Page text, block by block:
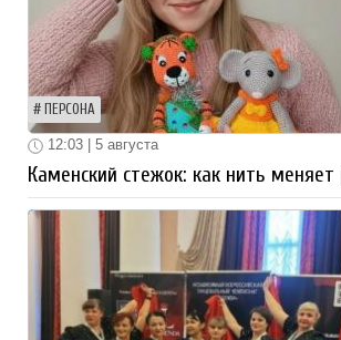
ПЕРСОНА
12:03 | 5 августа
Каменский стежок: как нить меняет